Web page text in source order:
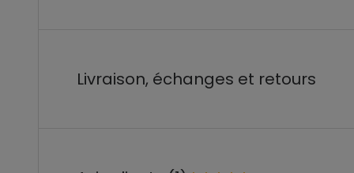
Livraison, échanges et retours